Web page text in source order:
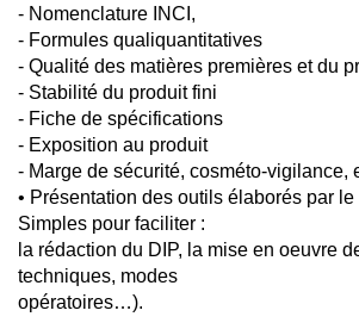
- Nomenclature INCI,
- Formules qualiquantitatives
- Qualité des matières premières et du
- Stabilité du produit fini
- Fiche de spécifications
- Exposition au produit
- Marge de sécurité, cosméto-vigilance,
• Présentation des outils élaborés par
Simples pour faciliter :
la rédaction du DIP, la mise en oeuvre
techniques, modes
opératoires…).